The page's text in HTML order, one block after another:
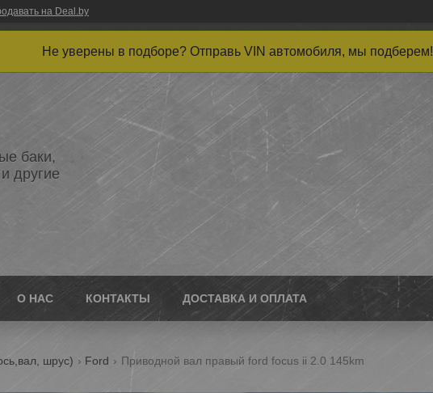
на Deal.by
Не уверены в подборе? Отправь VIN автомобиля, мы подберем!
баки,
другие
О НАС КОНТАКТЫ ДОСТАВКА И ОПЛАТА
шрус) Ford Приводной вал правый ford focus ii 2.0 145km